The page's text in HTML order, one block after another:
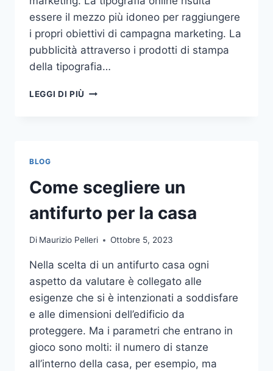
essere il mezzo più idoneo per raggiungere
i propri obiettivi di campagna marketing. La
pubblicità attraverso i prodotti di stampa
della tipografia…
LEGGI DI PIÙ VUOI
A
UNA
TIPOGRAFIA
ECCO
SCEGLIERE
BLOG
Come scegliere un
antifurto per la casa
Di Maurizio Pelleri Ottobre 5, 2023
Nella scelta di un antifurto casa ogni
aspetto da valutare è collegato alle
esigenze che si è intenzionati a soddisfare
e alle dimensioni dell’edificio da
proteggere. Ma i parametri che entrano in
gioco sono molti: il numero di stanze
all’interno della casa, per esempio, ma